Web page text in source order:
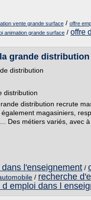
vente grande surface / offre
animation grande surface / offre
grande
distribution
distribution
distribution recrute
magasiniers,
Des métiers variés, avec à
l'enseignement /
/ recherche
d emploi dans l